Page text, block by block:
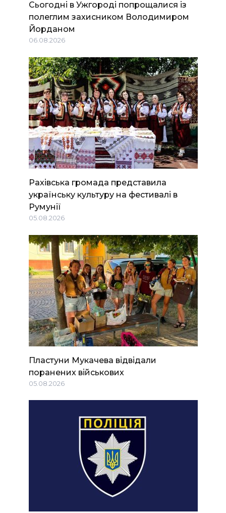
Сьогодні в Ужгороді попрощалися із
полеглим захисником Володимиром
Йорданом
06.08.2026
Рахівська громада представила
українську культуру на фестивалі в
Румунії
05.08.2026
Пластуни Мукачева відвідали
поранених військових
05.08.2026